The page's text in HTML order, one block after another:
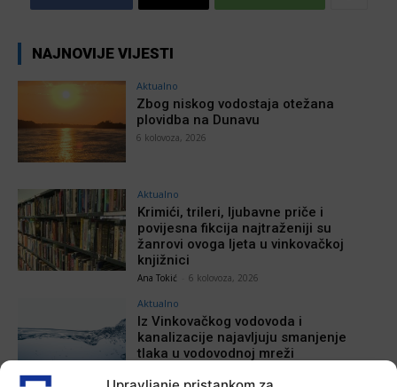
NAJNOVIJE VIJESTI
Aktualno
Zbog niskog vodostaja otežana
plovidba na Dunavu
6 kolovoza, 2026
Aktualno
Krimići, trileri, ljubavne priče i
povijesna fikcija najtraženiji su
žanrovi ovoga ljeta u vinkovačkoj
knjižnici
Ana Tokić 6 kolovoza, 2026
Aktualno
Iz Vinkovačkog vodovoda i
kanalizacije najavljuju smanjenje
tlaka u vodovodnoj mreži